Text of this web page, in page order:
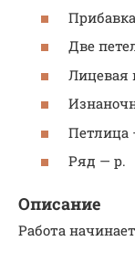
Две
Лицевая
Петлица
Ряд — р.
Описание
Работа